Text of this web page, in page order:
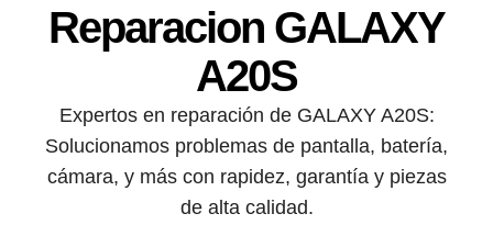
Reparacion GALAXY
A20S
Expertos en reparación de GALAXY A20S:
Solucionamos problemas de pantalla, batería,
cámara, y más con rapidez, garantía y piezas
de alta calidad.